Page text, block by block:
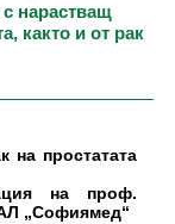
нарастващ
както и от рак
на простатата
на проф.
„Софиямед“